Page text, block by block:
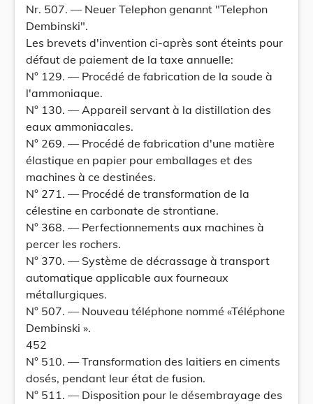
Nr. 507. — Neuer Telephon genannt "Telephon
Dembinski".
Les brevets d'invention ci-après sont éteints pour
défaut de paiement de la taxe annuelle:
N° 129. — Procédé de fabrication de la soude à
l'ammoniaque.
N° 130. — Appareil servant à la distillation des
eaux ammoniacales.
N° 269. — Procédé de fabrication d'une matière
élastique en papier pour emballages et des
machines à ce destinées.
N° 271. — Procédé de transformation de la
célestine en carbonate de strontiane.
N° 368. — Perfectionnements aux machines à
percer les rochers.
N° 370. — Système de décrassage à transport
automatique applicable aux fourneaux
métallurgiques.
N° 507. — Nouveau téléphone nommé «Téléphone
Dembinski ».
452
N° 510. — Transformation des laitiers en ciments
dosés, pendant leur état de fusion.
N° 511. — Disposition pour le désembrayage des